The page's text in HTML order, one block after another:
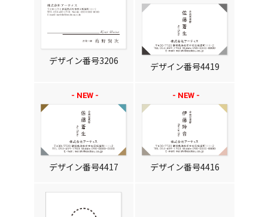
デザイン番号3206 デザイン番号4419
デザイン番号4417 デザイン番号4416